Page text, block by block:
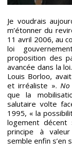
Je voudrais
m’étonner du
11 avril 2006, au
loi
proposition des
avancée dans la
Louis Borloo,
et irréaliste ».
que la
salutaire volte
1995, « la
logement
principe à
semble enfin s’en